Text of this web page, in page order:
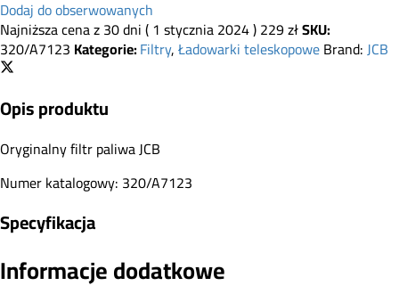
Dodaj do obserwowanych
Najniższa cena z 30 dni (1 stycznia 2024)229złSKU:
320/A7123 Kategorie:Filtry,Ładowarki teleskopoweBrand:JCB
Opis produktu
Oryginalny filtr paliwa JCB
Numer katalogowy: 320/A7123
Specyfikacja
Informacje dodatkowe